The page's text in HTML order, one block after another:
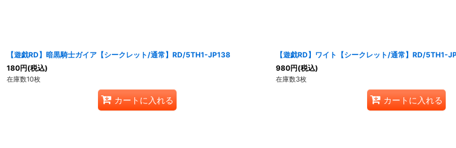
【遊戯RD】暗黒騎士ガイア【シークレット/通常】RD/5TH1-JP138
180円(税込)
在庫数10枚
カートに入れる
【遊戯RD】ワイト【シークレット/通常】RD/5TH1-
980円(税込)
在庫数3枚
カートに入れる